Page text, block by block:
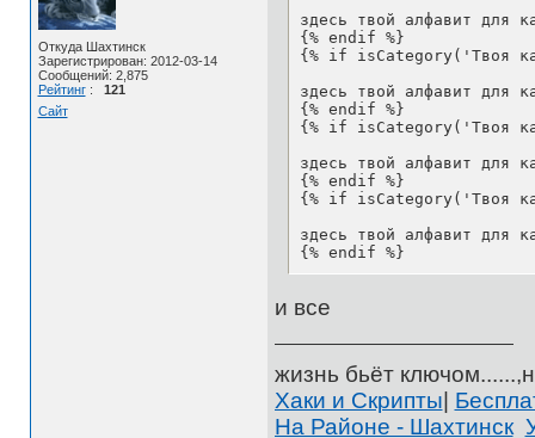
Откуда Шахтинск
Зарегистрирован: 2012-03-14
Сообщений: 2,875
Рейтинг: 121
Сайт
здесь твой алфавит для
{% endif %}
{% if isCategory('Твоя
здесь твой алфавит для
{% endif %}
{% if isCategory('Твоя
здесь твой алфавит для
{% endif %}
{% if isCategory('Твоя
здесь твой алфавит для
{% endif %}
и все
жизнь бьёт
Хаки и Скрипты
На Районе - Шахтинск